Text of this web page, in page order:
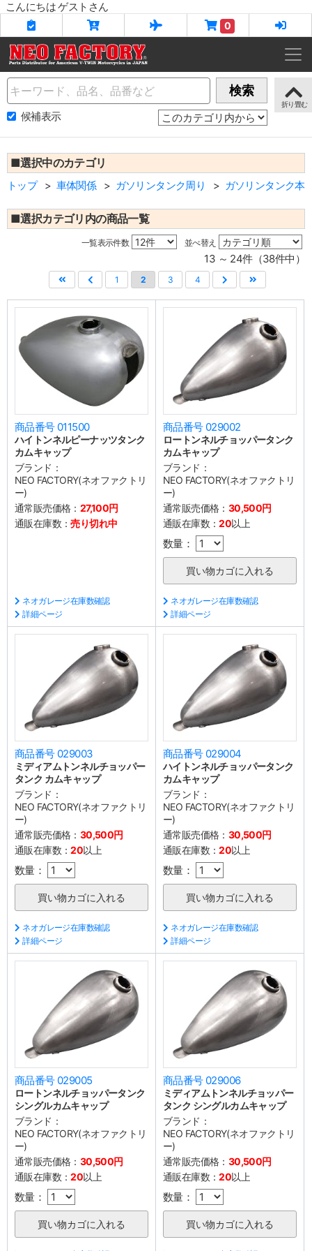
こんにちは ゲストさん
0
Name 検索
候補表示
■選択中のカテゴリ
トップ 車体関係 ガソリンタンク周り ガソリンタンク本
■選択カテゴリ内の商品一覧
一覧表示件数 並べ替え
13 ～ 24件（38件中）
1 2 3 4
商品番号 011500
ハイトンネルピーナッツタンク
カムキャップ
ブランド：
NEO FACTORY(ネオファクトリ
ー)
通常販売価格： 27,100円
通販在庫数：売り切れ中
ネオガレージ在庫数確認
詳細ページ
商品番号 029002
ロートンネルチョッパータンク
カムキャップ
ブランド：
NEO FACTORY(ネオファクトリ
ー)
通常販売価格： 30,500円
通販在庫数：20以上
数量：
ネオガレージ在庫数確認
詳細ページ
商品番号 029003
ミディアムトンネルチョッパー
タンク カムキャップ
ブランド：
NEO FACTORY(ネオファクトリ
ー)
通常販売価格： 30,500円
通販在庫数：20以上
数量：
ネオガレージ在庫数確認
詳細ページ
商品番号 029004
ハイトンネルチョッパータンク
カムキャップ
ブランド：
NEO FACTORY(ネオファクトリ
ー)
通常販売価格： 30,500円
通販在庫数：20以上
数量：
ネオガレージ在庫数確認
詳細ページ
商品番号 029005
ロートンネルチョッパータンク
シングルカムキャップ
ブランド：
NEO FACTORY(ネオファクトリ
ー)
通常販売価格： 30,500円
通販在庫数：20以上
数量：
商品番号 029006
ミディアムトンネルチョッパー
タンク シングルカムキャップ
ブランド：
NEO FACTORY(ネオファクトリ
ー)
通常販売価格： 30,500円
通販在庫数：20以上
数量：